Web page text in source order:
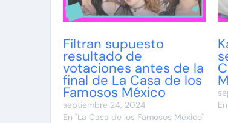
Filtran supuesto
resultado de
votaciones antes de la
final de La Casa de los
Famosos México
septiembre 24, 2024
En "La Casa de los Famosos México"